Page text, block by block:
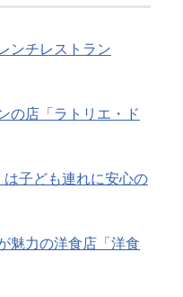
ンチレストラン
の店「ラトリエ・ド
子ども連れに安心の
魅力の洋食店「洋食